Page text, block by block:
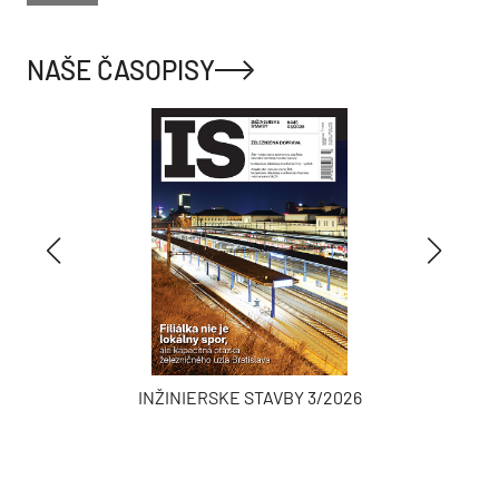
NAŠE ČASOPISY
INŽINIERSKE STAVBY 3/2026